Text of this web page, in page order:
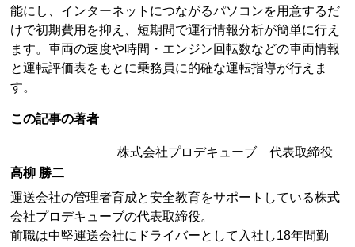
能にし、インターネットにつながるパソコンを用意するだ
けで初期費用を抑え、短期間で運行情報分析が簡単に行え
ます。車両の速度や時間・エンジン回転数などの車両情報
と運転評価表をもとに乗務員に的確な運転指導が行えま
す。
この記事の著者
株式会社プロデキューブ 代表取締役
高柳 勝二
運送会社の管理者育成と安全教育をサポートしている株式
会社プロデキューブの代表取締役。
前職は中堅運送会社にドライバーとして入社し18年間勤